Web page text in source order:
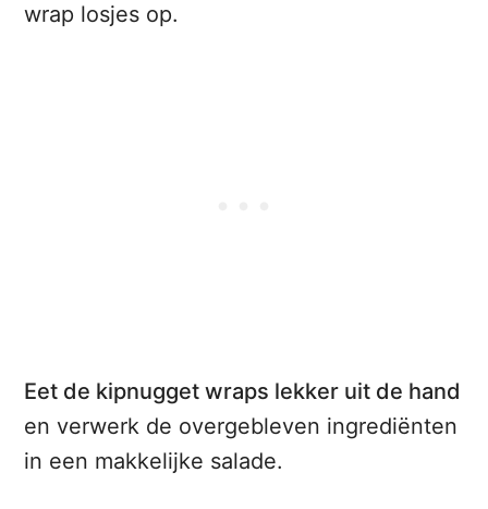
wrap losjes op.
Eet de kipnugget wraps lekker uit de hand
en verwerk de overgebleven ingrediënten
in een makkelijke salade.